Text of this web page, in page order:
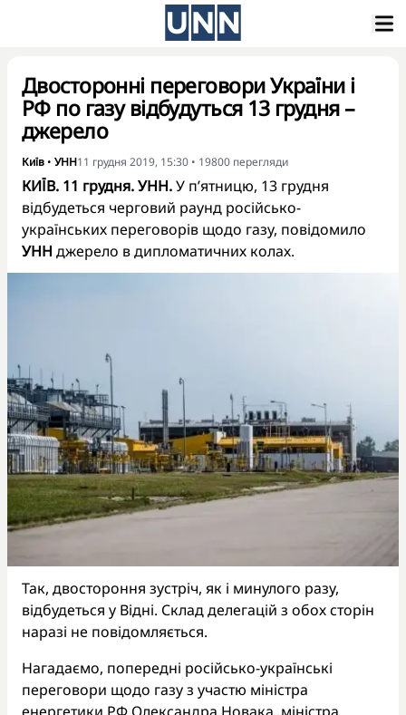
Двосторонні переговори України і
РФ по газу відбудуться 13 грудня –
джерело
Київ • УНН11 грудня 2019, 15:30 • 19800 перегляди
КИЇВ. 11 грудня. УНН.У п’ятницю, 13 грудня
відбудеться черговий раунд російсько-
українських переговорів щодо газу, повідомило
УНН джерело в дипломатичних колах.
Так, двостороння зустріч, як і минулого разу,
відбудеться у Відні. Склад делегацій з обох сторін
наразі не повідомляється.
Нагадаємо, попередні російсько-українські
переговори щодо газу з участю міністра
енергетики РФ Олександра Новака, міністра